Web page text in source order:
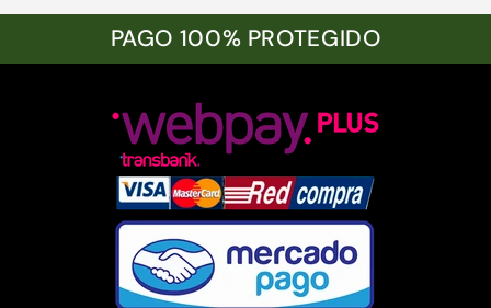
cuerpo, muchas gracias 😊
PAGO 100% PROTEGIDO